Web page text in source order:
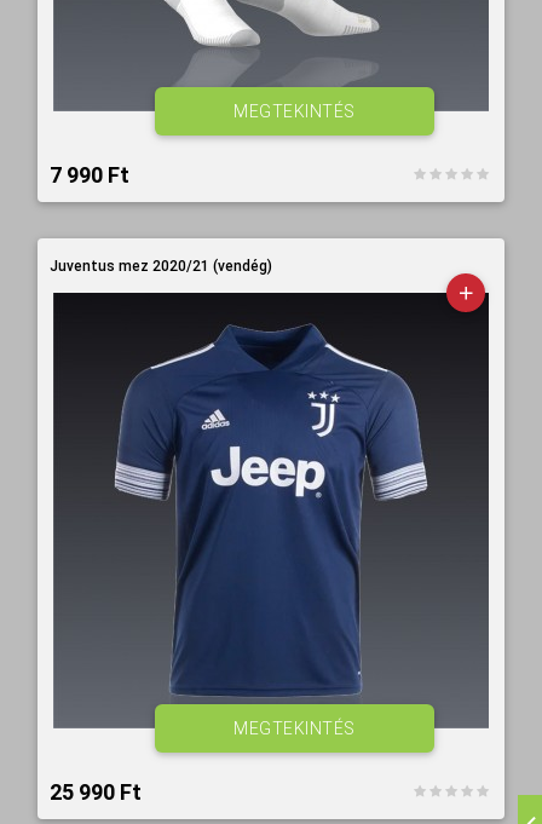
7 990 Ft‎
MEGTEKINTÉS
Juventus mez 2020/21 (vendég)
25 990 Ft‎
MEGTEKINTÉS